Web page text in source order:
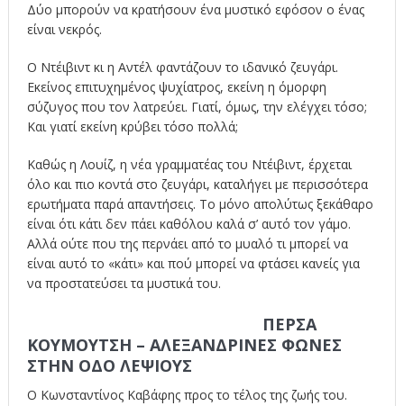
Δύο μπορούν να κρατήσουν ένα μυστικό εφόσον ο ένας
είναι νεκρός.
Ο Ντέιβιντ κι η Αντέλ φαντάζουν το ιδανικό ζευγάρι.
Εκείνος επιτυχημένος ψυχίατρος, εκείνη η όμορφη
σύζυγος που τον λατρεύει. Γιατί, όμως, την ελέγχει τόσο;
Και γιατί εκείνη κρύβει τόσο πολλά;
Καθώς η Λουίζ, η νέα γραμματέας του Ντέιβιντ, έρχεται
όλο και πιο κοντά στο ζευγάρι, καταλήγει με περισσότερα
ερωτήματα παρά απαντήσεις. Το μόνο απολύτως ξεκάθαρο
είναι ότι κάτι δεν πάει καθόλου καλά σ’ αυτό τον γάμο.
Αλλά ούτε που της περνάει από το μυαλό τι μπορεί να
είναι αυτό το «κάτι» και πού μπορεί να φτάσει κανείς για
να προστατεύσει τα μυστικά του.
ΠΕΡΣΑ
ΚΟΥΜΟΥΤΣΗ – ΑΛΕΞΑΝΔΡΙΝΕΣ ΦΩΝΕΣ
ΣΤΗΝ ΟΔΟ ΛΕΨΙΟΥΣ
Ο Κωνσταντίνος Καβάφης προς το τέλος της ζωής του.